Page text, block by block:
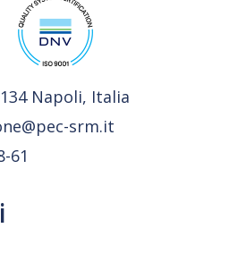
Napoli, Italia
srm.it
61